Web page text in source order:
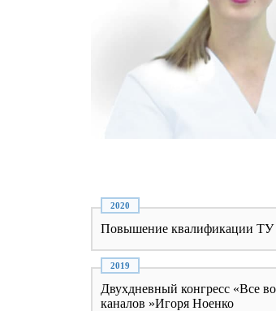
Повышение квалификации ТУ
Двухдневный конгресс «Все
каналов »Игоря Ноенко